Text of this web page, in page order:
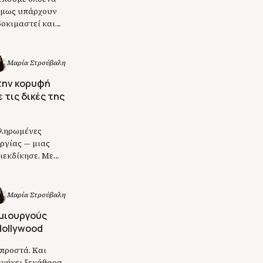
υπάρχουν
και
Μαρία Στρούβαλη
κορυφή
δικές της
— μιας
Με
Μαρία Στρούβαλη
Και